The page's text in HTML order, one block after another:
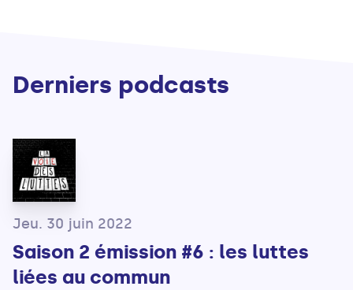
Derniers podcasts
Jeu. 30 juin 2022
Saison 2 émission #6 : les luttes
liées au commun